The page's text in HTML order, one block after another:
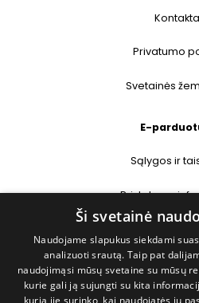
Privatumo
Svetainės
E-
Sąlygos ir
Pristatymo
Prekių
Ši svetainė
Naudojame slapukus siekdami
analizuoti srautą. Taip pat
naudojimąsi mūsų svetaine su mūsų
kurie gali ją sujungti su kita
kurią jie surinko, kai naudojatės jų